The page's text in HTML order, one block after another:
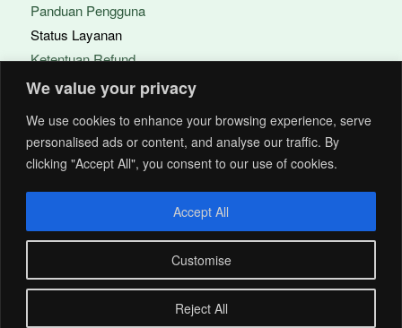
We value your privacy
We use cookies to enhance your browsing experience, serve
personalised ads or content, and analyse our traffic. By
clicking "Accept All", you consent to our use of cookies.
Customise
Reject All
Accept All
Panduan Pengguna
Status Layanan
Ketentuan Refund
FAQ
PERUSAHAAN
Tentang Acitya
Kontak
© Copyright - Acitya Bina Indonesia 2025
Chat dengan kami